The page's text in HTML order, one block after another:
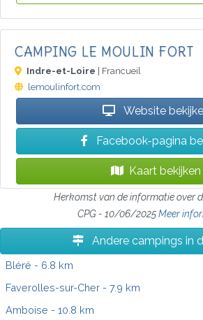
CAMPING LE MOULIN FORT
Indre-et-Loire | Francueil
lemoulinfort.com
Website
Facebook-pagina
Kaart bekijken
Herkomst van de informatie over
CPG - 10/06/2025Meer
Andere campings in
Bléré - 6.8 km
Faverolles-sur-Cher - 7.9 km
Amboise - 10.8 km